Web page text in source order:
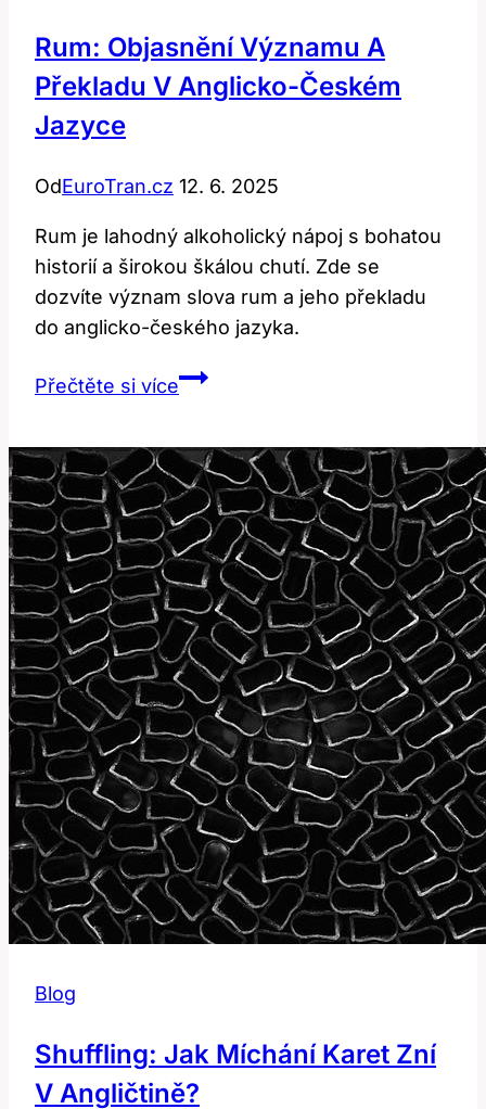
Rum: Objasnění Významu A
Překladu V Anglicko-Českém
Jazyce
OdEuroTran.cz 12. 6. 2025
Rum je lahodný alkoholický nápoj s bohatou
historií a širokou škálou chutí. Zde se
dozvíte význam slova rum a jeho překladu
do anglicko-českého jazyka.
Přečtěte si víceRum:
a
překladu
v
anglicko-
českém
jazyce
Blog
Shuffling: Jak Míchání Karet Zní
V Angličtině?